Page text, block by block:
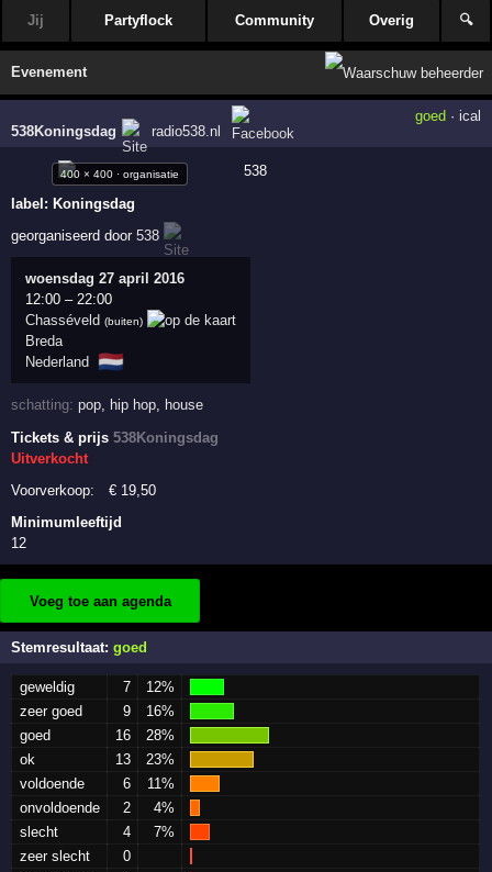
Jij Partyflock Community Overig 🔍
Evenement
538Koningsdag radio538.nl
goed · ical
400 × 400 · organisatie
label: Koningsdag
georganiseerd door538
woensdag 27 april 2016
12:00 –22:00
Chasséveld (buiten)
Breda
Nederland
🇳🇱
schatting:pop, hip hop, house
Tickets & prijs538Koningsdag
Uitverkocht
Voorverkoop:
€ 19 ,50
Minimumleeftijd
12
Voeg toe aan agenda
Stemresultaat:goed
geweldig 7
12%
zeer goed
9
16%
goed
16
28%
ok
13
23%
voldoende
6
11%
onvoldoende
2
4%
slecht
4
7%
zeer slecht
0